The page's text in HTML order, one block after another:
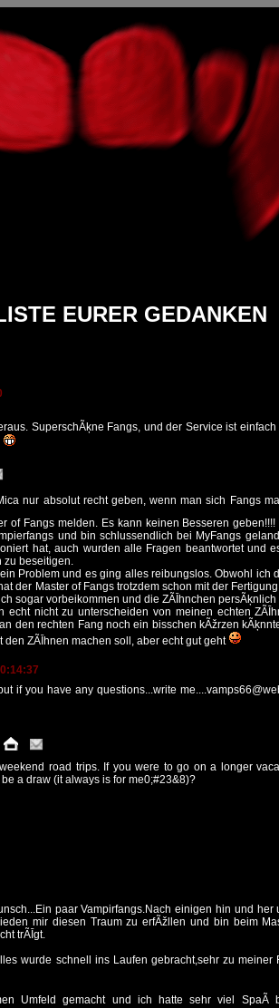
EURER GEDANKEN
SuperschÃķne Fangs, und der Service ist
nur absolut recht geben, wenn man sich Fangs
of Fangs melden. Es kann keinen Besseren geben!!!!
und bin schlussendlich bei MyFangs
hat, auch wurden alle Fragen beantwortet und
zu beseitigen.
Problem und es ging alles reibungslos. Obwohl ich
der Master of Fangs trotzdem schon mit der
sogar vorbeikommen und die ZÃĪhnchen
echt nicht zu unterscheiden von meinen echten
den rechten Fang noch ein bisschen kÃžrzen
ZÃĪhnen machen soll, aber echt gut geht
if you have any questions...write
road trips. If you were to go on a longer
a draw (it always is for me0;#23&8)?
paar Vampirfangs.Nach einigen hin und her
mir diesen Traum zu erfÃžllen und bin beim
trÃĪgt.
wurde schnell ins Laufen gebracht,sehr zu meiner
Umfeld gemacht und ich hatte sehr viel SpaÃ